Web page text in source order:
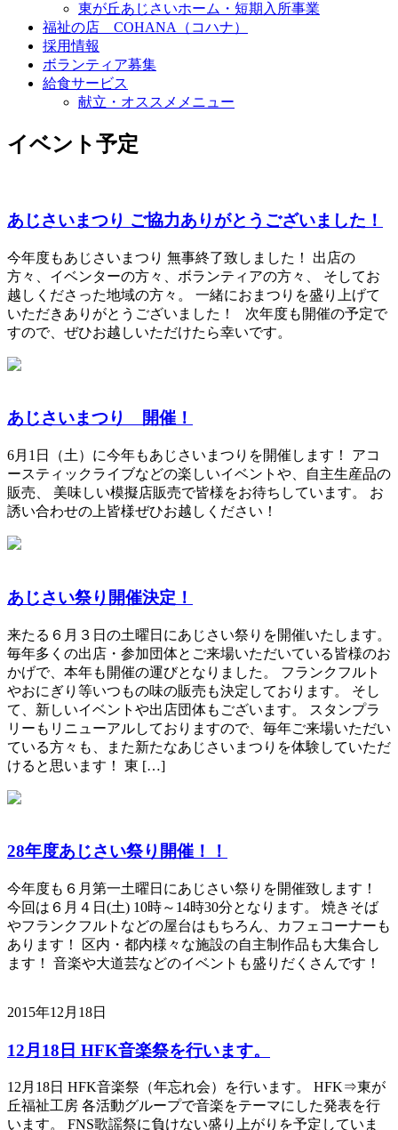
東が丘あじさいホーム・短期入所事業
福祉の店 COHANA（コハナ）
採用情報
ボランティア募集
給食サービス
献立・オススメメニュー
イベント予定
あじさいまつり ご協力ありがとうございました！
今年度もあじさいまつり 無事終了致しました！ 出店の
方々、イベンターの方々、ボランティアの方々、 そしてお
越しくださった地域の方々。 一緒におまつりを盛り上げて
いただきありがとうございました！ 次年度も開催の予定で
すので、ぜひお越しいただけたら幸いです。
あじさいまつり 開催！
6月1日（土）に今年もあじさいまつりを開催します！ アコ
ースティックライブなどの楽しいイベントや、自主生産品の
販売、 美味しい模擬店販売で皆様をお待ちしています。 お
誘い合わせの上皆様ぜひお越しください！
あじさい祭り開催決定！
来たる６月３日の土曜日にあじさい祭りを開催いたします。
毎年多くの出店・参加団体とご来場いただいている皆様のお
かげで、本年も開催の運びとなりました。 フランクフルト
やおにぎり等いつもの味の販売も決定しております。 そし
て、新しいイベントや出店団体もございます。 スタンプラ
リーもリニューアルしておりますので、毎年ご来場いただい
ている方々も、また新たなあじさいまつりを体験していただ
けると思います！ 東 […]
28年度あじさい祭り開催！！
今年度も６月第一土曜日にあじさい祭りを開催致します！
今回は６月４日(土) 10時～14時30分となります。 焼きそば
やフランクフルトなどの屋台はもちろん、カフェコーナーも
あります！ 区内・都内様々な施設の自主制作品も大集合し
ます！ 音楽や大道芸などのイベントも盛りだくさんです！
2015年12月18日
12月18日 HFK音楽祭を行います。
12月18日 HFK音楽祭（年忘れ会）を行います。 HFK⇒東が
丘福祉工房 各活動グループで音楽をテーマにした発表を行
います。 FNS歌謡祭に負けない盛り上がりを予定していま